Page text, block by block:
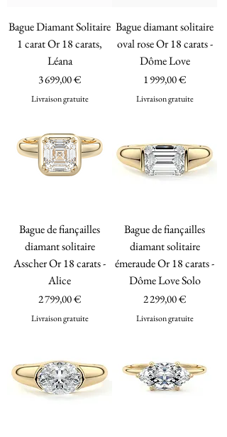
Bague Diamant Solitaire
1 carat Or 18 carats,
Léana
Prix
3 699,00 €
Livraison gratuite
Bague diamant solitaire
oval rose Or 18 carats -
Dôme Love
Prix
1 999,00 €
Livraison gratuite
Bague de fiançailles
diamant solitaire
Asscher Or 18 carats -
Alice
Prix
2 799,00 €
Livraison gratuite
Bague de fiançailles
diamant solitaire
émeraude Or 18 carats -
Dôme Love Solo
Prix
2 299,00 €
Livraison gratuite